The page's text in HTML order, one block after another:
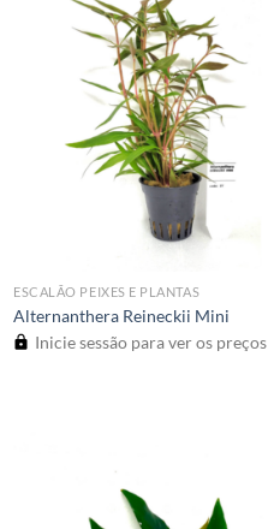
ESCALÃO PEIXES E PLANTAS
Alternanthera Reineckii Mini
Inicie sessão para ver os preços